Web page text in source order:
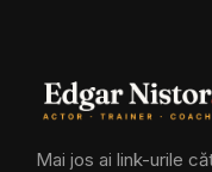
Mai jos ai link-urile